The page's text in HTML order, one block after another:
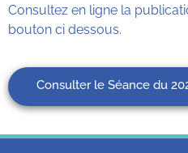
Consultez en ligne la
bouton ci dessous.
Consulter le Séance du